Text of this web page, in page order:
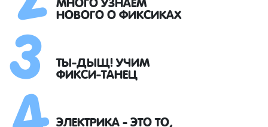
НОВОГО О ФИКСИКАХ
ТЫ-ДЫЩ! УЧИМ
ФИКСИ-ТАНЕЦ
ЭЛЕКТРИКА - ЭТО ТО,